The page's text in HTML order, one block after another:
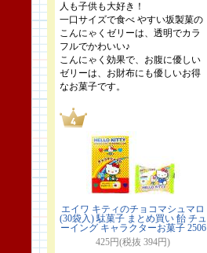
人も子供も大好き！
一口サイズで食べ やすい坂製菓の
こんにゃくゼリーは、透明でカラ
フルでかわいい♪
こんにゃく効果で、お腹に優しい
ゼリーは、お財布にも優しいお得
なお菓子です。
エイワ キティのチョコマシュマロ
(30袋入) 駄菓子 まとめ買い 飴 チュ
ーイング キャラクターお菓子 2506
425円(税抜 394円)